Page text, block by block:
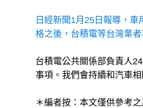
日經新聞1月25日報導，
格之後，台積電等台灣業
台積電公共關係部負責人
事項。我們會持續和汽車
＊編者按：本文僅供參考